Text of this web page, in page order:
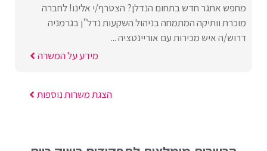
מחפש אתגר חדש בתחום הנדלן? הצטרף/י אלינו! לחברה
מוכרת וותיקה המתמחה בניהול השקעות נדל"ן בגרמניה
דרוש/ה איש מכירות עם אוריינטציה ...
מידע על המשרה
הצגת משרות נוספות